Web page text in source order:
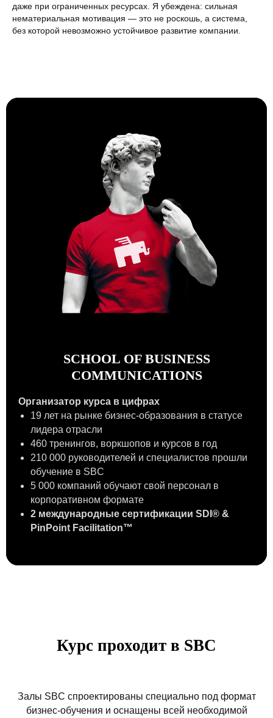
даже при ограниченных ресурсах. Я убеждена: сильная
нематериальная мотивация — это не роскошь, а система,
без которой невозможно устойчивое развитие компании.
SCHOOL OF BUSINESS
COMMUNICATIONS
Организатор курса в цифрах
19 лет на рынке бизнес-образования в статусе
лидера отрасли
460 тренингов, воркшопов и курсов в год
210 000 руководителей и специалистов прошли
обучение в SBC
5 000 компаний обучают свой персонал в
корпоративном формате
2 международные сертификации SDI® &
PinPoint Facilitation™
Курс проходит в SBC
Залы SBC спроектированы специально под формат
бизнес-обучения и оснащены всей необходимой